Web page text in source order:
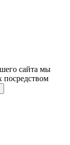
сайта мы
посредством